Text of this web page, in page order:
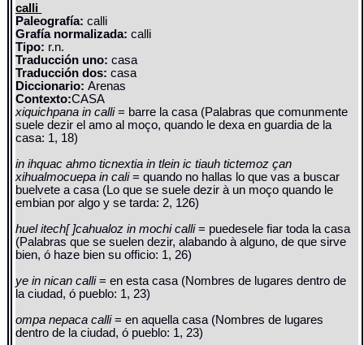
calli
Paleografía: calli
Grafía normalizada: calli
Tipo: r.n.
Traducción uno: casa
Traducción dos: casa
Diccionario:Arenas
Contexto:CASA
xiquichpana in calli= barre la casa (Palabras que comunmente
suele dezir el amo al moço, quando le dexa en guardia de la
casa: 1, 18)
in ihquac ahmo ticnextia in tlein ic tiauh tictemoz çan
xihualmocuepa in cali= quando no hallas lo que vas a buscar
buelvete a casa (Lo que se suele dezir à un moço quando le
embian por algo y se tarda: 2, 126)
huel itech[ ]cahualoz in mochi calli= puedesele fiar toda la casa
(Palabras que se suelen dezir, alabando à alguno, de que sirve
bien, ó haze bien su officio: 1, 26)
ye in nican calli= en esta casa (Nombres de lugares dentro de
la ciudad, ó pueblo: 1, 23)
ompa nepaca calli= en aquella casa (Nombres de lugares
dentro de la ciudad, ó pueblo: 1, 23)